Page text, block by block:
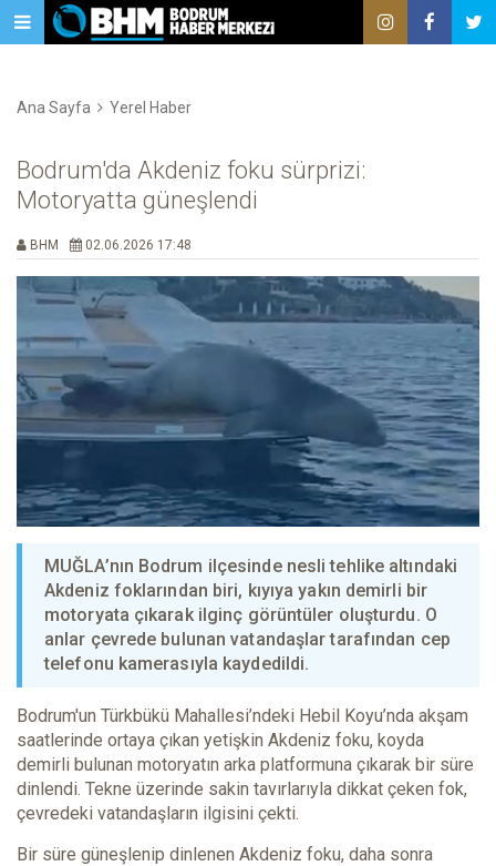
Ana Sayfa Yerel Haber
Bodrum'da Akdeniz foku sürprizi:
Motoryatta güneşlendi
BHM 02.06.2026 17:48
MUĞLA’nın Bodrum ilçesinde nesli tehlike altındaki
Akdeniz foklarından biri, kıyıya yakın demirli bir
motoryata çıkarak ilginç görüntüler oluşturdu. O
anlar çevrede bulunan vatandaşlar tarafından cep
telefonu kamerasıyla kaydedildi.
Bodrum'un Türkbükü Mahallesi’ndeki Hebil Koyu’nda akşam
saatlerinde ortaya çıkan yetişkin Akdeniz foku, koyda
demirli bulunan motoryatın arka platformuna çıkarak bir süre
dinlendi. Tekne üzerinde sakin tavırlarıyla dikkat çeken fok,
çevredeki vatandaşların ilgisini çekti.
Bir süre güneşlenip dinlenen Akdeniz foku, daha sonra